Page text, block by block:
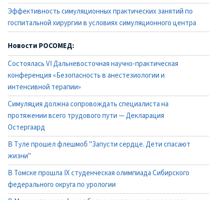
Эффективность симуляционных практических занятий по
госпитальной хирургии в условиях симуляционного центра
Новости РОСОМЕД:
Состоялась VI Дальневосточная научно-практическая
конференция «Безопасность в анестезиологии и
интенсивной терапии»
Симуляция должна сопровождать специалиста на
протяжении всего трудового пути — Декларация
Остергаард
В Туле прошел флешмоб "Запусти сердце. Дети спасают
жизни"
В Томске прошла IX студенческая олимпиада Сибирского
федерального округа по урологии